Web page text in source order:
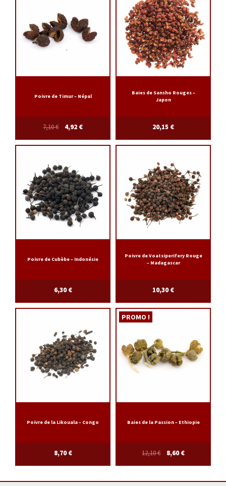
Poivre de Timur – Népal
7,10€ 4,92 €
Baies de Sansho Rouges –
Japon
20,15 €
Poivre de Cubèbe – Indonésie
6,30€
Poivre de Voatsiperifery Rouge
– Madagascar
10,30€
Poivre de la Likouala – Congo
8,70€
Baies de la Passion – Ethiopie
PROMO !
12,10€ 8,60€